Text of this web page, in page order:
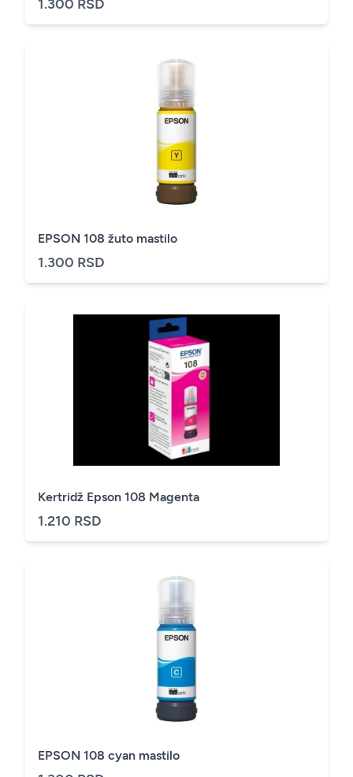
1.300 RSD
EPSON 108 žuto mastilo
1.300 RSD
Kertridž Epson 108 Magenta
1.210 RSD
EPSON 108 cyan mastilo